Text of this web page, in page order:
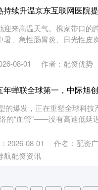
续升温京东互联网医院
迎来高温天气。携家带口
暑、急性肠胃炎、日光性皮
08-01 作者：配资优势
蝉联全球第一，中际旭
的爆发，正在重塑全球科
的“血管”——没有高速低延
2026-08-01
作者：配资
航配资资讯